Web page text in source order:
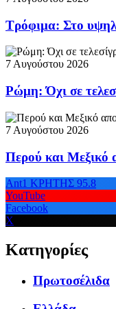
Τρόφιμα: Στο
7 Αυγούστου 2026
Ρώμη: Όχι σε
7 Αυγούστου 2026
Περού και Μεξικό
Ant1 ΚΡΗΤΗΣ 95.8
YouTube
Facebook
X
Κατηγορίες
Πρωτοσέλιδα